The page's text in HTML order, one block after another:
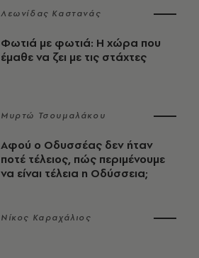
Λεωνίδας Καστανάς
Φωτιά με φωτιά: Η χώρα που
έμαθε να ζει με τις στάχτες
Μυρτώ Τσουμαλάκου
Αφού ο Οδυσσέας δεν ήταν
ποτέ τέλειος, πώς περιμένουμε
να είναι τέλεια η Οδύσσεια;
Νίκος Καραχάλιος